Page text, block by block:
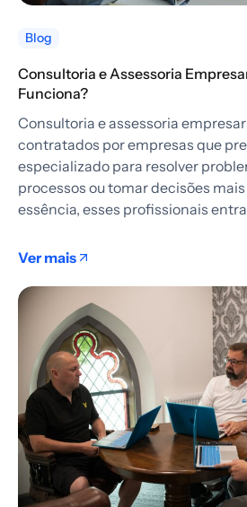
Blog
Consultoria e Assessoria
Funciona?
Consultoria e assessoria
contratados por empresas que
especializado para resolver
processos ou tomar decisões
essência, esses profissionais
Ver mais